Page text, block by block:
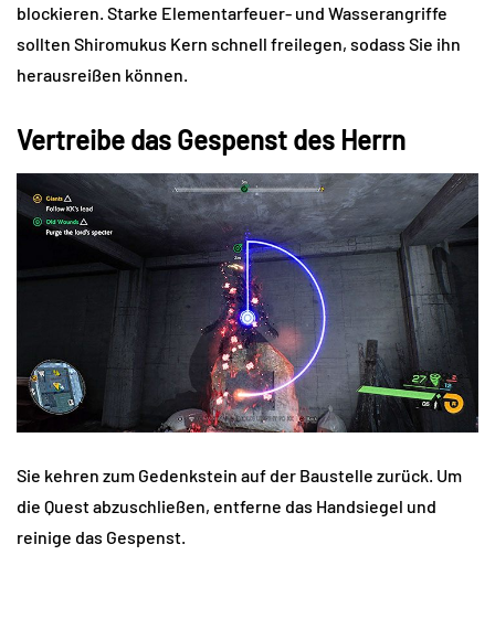
blockieren. Starke Elementarfeuer- und Wasserangriffe
sollten Shiromukus Kern schnell freilegen, sodass Sie ihn
herausreißen können.
Vertreibe das Gespenst des Herrn
Sie kehren zum Gedenkstein auf der Baustelle zurück. Um
die Quest abzuschließen, entferne das Handsiegel und
reinige das Gespenst.